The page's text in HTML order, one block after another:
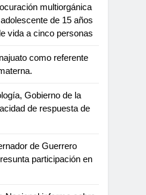
multiorgánica
de 15 años
vida a cinco personas
como referente
Gobierno de la
de respuesta de
de Guerrero
participación en